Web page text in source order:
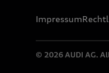
Impressum
© 2026 AUDI AG.